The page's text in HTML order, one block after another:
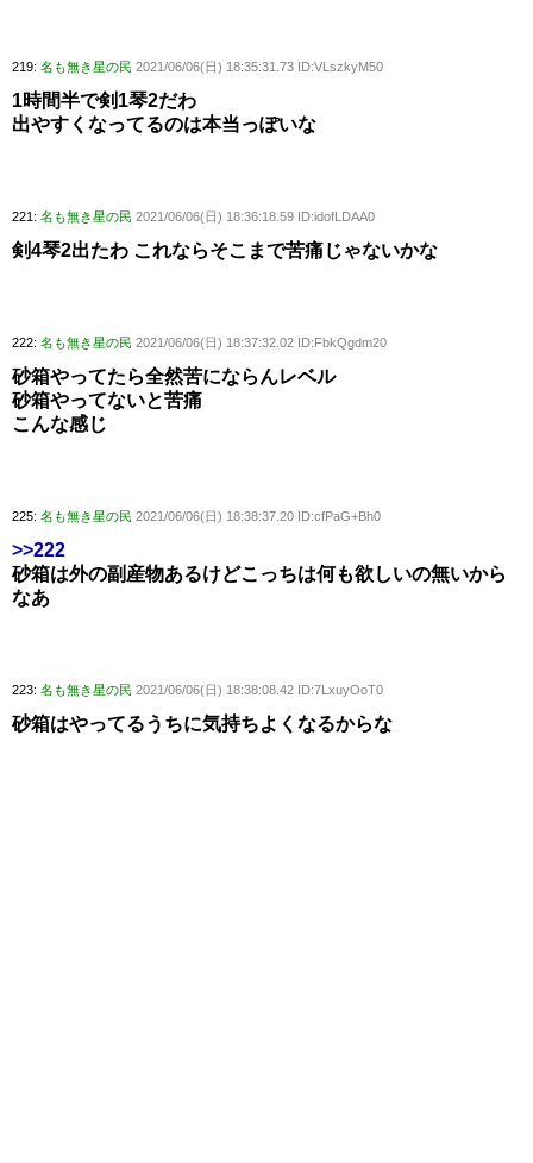
219: 名も無き星の民 2021/06/06(日) 18:35:31.73 ID:VLszkyM50
1時間半で剣1琴2だわ
出やすくなってるのは本当っぽいな
221: 名も無き星の民 2021/06/06(日) 18:36:18.59 ID:idofLDAA0
剣4琴2出たわ これならそこまで苦痛じゃないかな
222: 名も無き星の民 2021/06/06(日) 18:37:32.02 ID:FbkQgdm20
砂箱やってたら全然苦にならんレベル
砂箱やってないと苦痛
こんな感じ
225: 名も無き星の民 2021/06/06(日) 18:38:37.20 ID:cfPaG+Bh0
>>222
砂箱は外の副産物あるけどこっちは何も欲しいの無いから
なあ
223: 名も無き星の民 2021/06/06(日) 18:38:08.42 ID:7LxuyOoT0
砂箱はやってるうちに気持ちよくなるからな